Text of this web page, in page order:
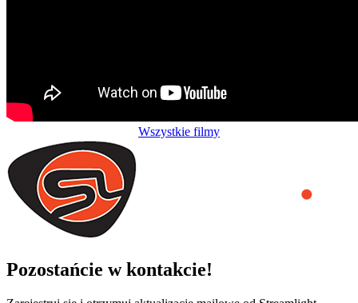
Wszystkie filmy
Pozostańcie w kontakcie!